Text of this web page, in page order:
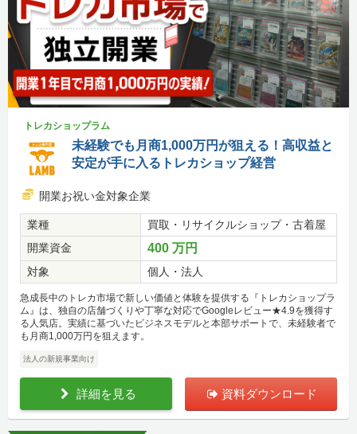
トレカショップラム
未経験でも月商1,000万円が狙える！高収益と
安定が手に入るトレカショップ経営
開業お祝い金対象企業
業種
買取・リサイクルショップ・古着屋
開業資金
400 万円
対象 個人・法人
急成長中のトレカ市場で新しい価値と体験を提供する『トレカショップラ
ム』は、独自の店舗づくりや丁寧な対応でGoogleレビュー★4.9を獲得す
る人気店。実績に基づいたビジネスモデルと本部サポートで、未経験者で
も月商1,000万円を狙えます。
法人の新規事業向け
詳細を見る 資料ダウンロード